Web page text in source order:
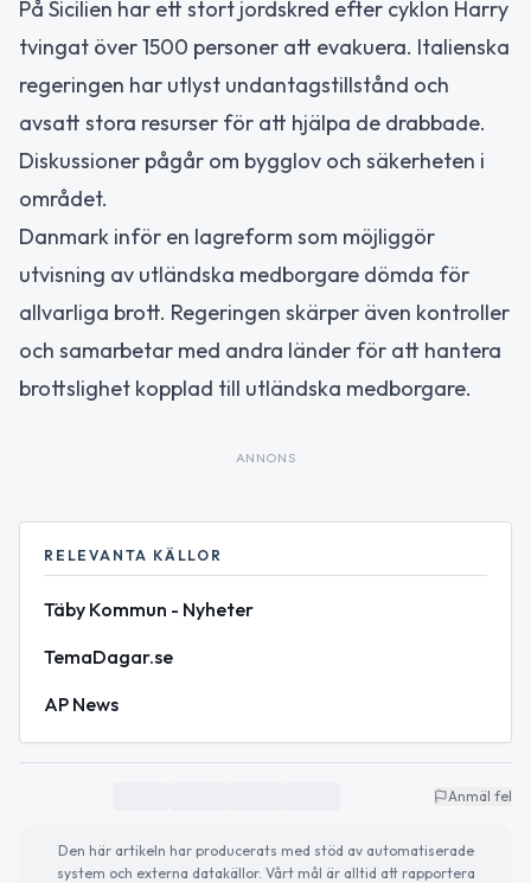
På Sicilien har ett stort jordskred efter cyklon Harry
tvingat över 1500 personer att evakuera. Italienska
regeringen har utlyst undantagstillstånd och
avsatt stora resurser för att hjälpa de drabbade.
Diskussioner pågår om bygglov och säkerheten i
området.
Danmark inför en lagreform som möjliggör
utvisning av utländska medborgare dömda för
allvarliga brott. Regeringen skärper även kontroller
och samarbetar med andra länder för att hantera
brottslighet kopplad till utländska medborgare.
ANNONS
RELEVANTA KÄLLOR
Täby Kommun - Nyheter
TemaDagar.se
AP News
Anmäl fel
Den här artikeln har producerats med stöd av automatiserade
system och externa datakällor. Vårt mål är alltid att rapportera